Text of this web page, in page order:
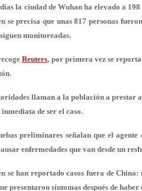
la ciudad de Wuhan ha elevado a
se precisa que unas 817 personas
monitoreadas.
Reuters, por primera vez se
llaman a la población a prestar
de ser el caso.
preliminares señalan que el
enfermedades que van desde un
se han reportado casos fuera de China:
presentaron síntomas después de